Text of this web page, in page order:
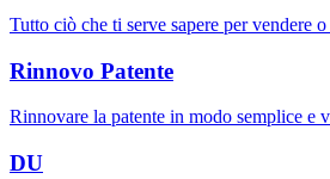
Tutto ciò che ti serve sapere per vendere
Rinnovo Patente
Rinnovare la patente in modo semplice e
DU